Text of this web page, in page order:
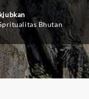
Bhutan